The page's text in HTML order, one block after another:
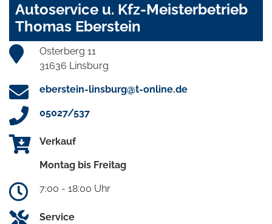
Autoservice u. Kfz-Meisterbetrieb
Thomas Eberstein
Osterberg 11
31636 Linsburg
eberstein-linsburg@t-online.de
05027/537
Verkauf
Montag bis Freitag
7:00 - 18:00 Uhr
Service